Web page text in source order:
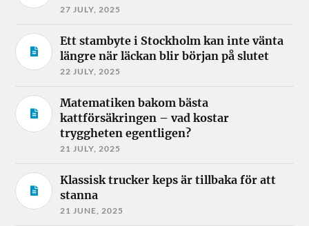
27 JULY, 2025
Ett stambyte i Stockholm kan inte vänta
längre när läckan blir början på slutet
22 JULY, 2025
Matematiken bakom bästa
kattförsäkringen – vad kostar
tryggheten egentligen?
21 JULY, 2025
Klassisk trucker keps är tillbaka för att
stanna
21 JUNE, 2025